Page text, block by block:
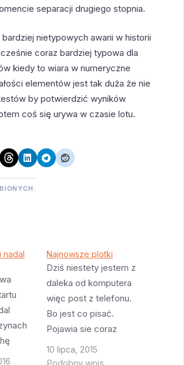
separacji drugiego stopnia.
bardziej nietypowych awarii w historii
coraz bardziej typowa dla
kiedy to wiara w numeryczne
elementów jest tak duża że nie
by potwierdzić wyników
coś się urywa w czasie lotu.
nadal
Najnowsze plotki
Dziś niestety jestem z
daleka od komputera
więc post z telefonu.
Bo jest co pisać.
Pojawia sie coraz
wiecej plotek o
przyczynach awarii
10 lipca, 2015